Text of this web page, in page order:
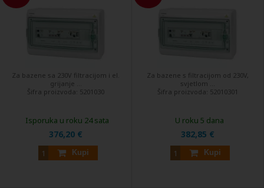
Za bazene sa 230V filtracijom i el.
grijanje ...
Šifra proizvoda: 5201030
376,20 €
Kupi
Isporuka u roku 24 sata
Za bazene s filtracijom od 230V,
svjetlom ...
Šifra proizvoda: 52010301
382,85 €
Kupi
U roku 5 dana